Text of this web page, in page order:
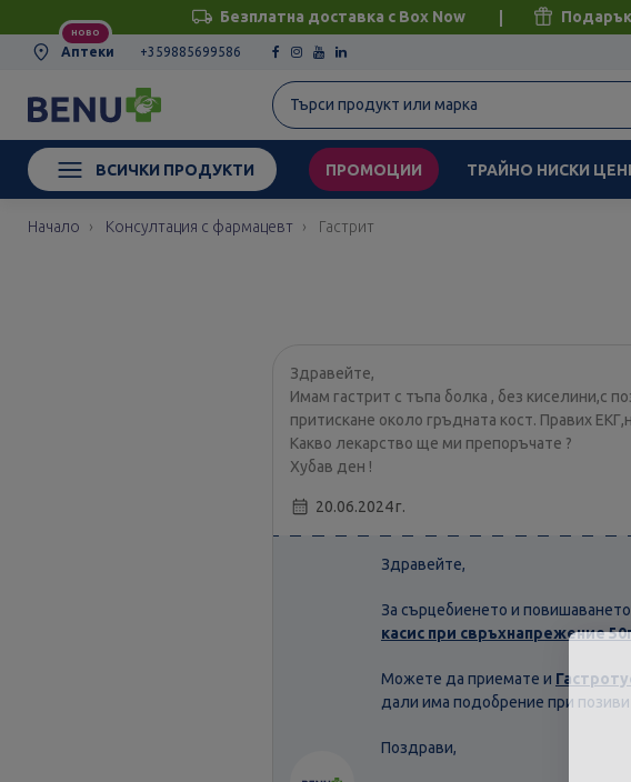
Безплатна доставка с Box Now
НОВО
Аптеки +359885699586
ВСИЧКИ ПРОДУКТИ ПРОМОЦИИ ТРАЙНО НИСКИ
Начало Консултация с фармацевт Гастрит
Здравейте,
Имам гастрит с тъпа болка , без киселини,с
притискане около гръдната кост. Правих
Какво лекарство ще ми препоръчате ?
Хубав ден !
20.06.2024 г.
Здравейте,
За сърцебиенето и
касис при свръхнапрежение
Можете да приемате и
дали има подобрение при
Поздрави,